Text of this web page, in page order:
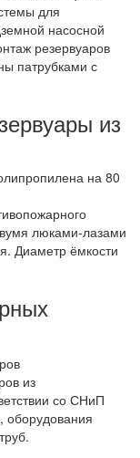
для
насосной
резервуаров
патрубками с
из
люками-лазами
Диаметр ёмкости
из
со СНиП
оборудования